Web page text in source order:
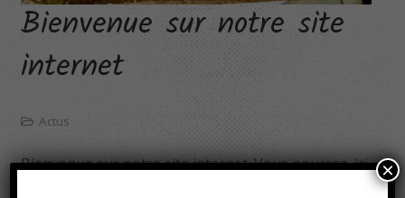
Bienvenue sur notre site
internet
Actus
Bienvenue sur notre site internet. Vous pourrez, ici, ×